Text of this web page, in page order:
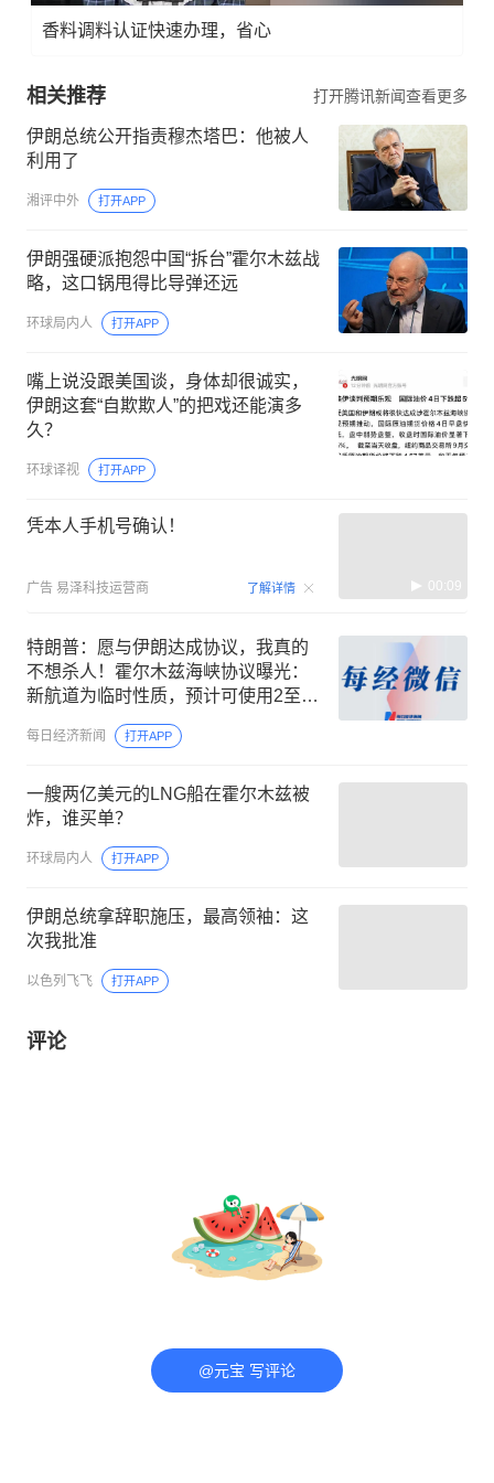
香料调料认证快速办理，省心
相关推荐 打开腾讯新闻查看更多
伊朗总统公开指责穆杰塔巴：他被人
利用了
湘评中外 打开APP
伊朗强硬派抱怨中国“拆台”霍尔木兹战
略，这口锅甩得比导弹还远
环球局内人 打开APP
嘴上说没跟美国谈，身体却很诚实，
伊朗这套“自欺欺人”的把戏还能演多
久？
环球译视 打开APP
凭本人手机号确认！
广告 易泽科技运营商 了解详情 00:09
特朗普：愿与伊朗达成协议，我真的
不想杀人！霍尔木兹海峡协议曝光：
新航道为临时性质，预计可使用2至4
个月；伊朗：协议与美国无关
每日经济新闻 打开APP
一艘两亿美元的LNG船在霍尔木兹被
炸，谁买单？
环球局内人 打开APP
伊朗总统拿辞职施压，最高领袖：这
次我批准
以色列飞飞 打开APP
评论
@元宝 写评论